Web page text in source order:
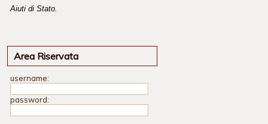
Aiuti di Stato.
Area Riservata
username:
password: